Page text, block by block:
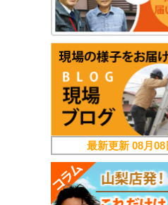
最新更新08月08